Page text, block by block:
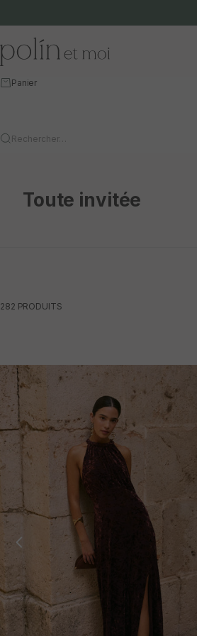
Polín et moi
Panier
Rechercher…
Toute invitée
282 PRODUITS